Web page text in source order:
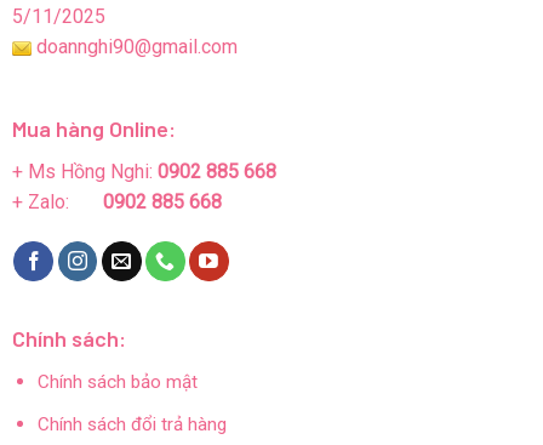
5/11/2025
doannghi90@gmail.com
Mua hàng Online:
+ Ms Hồng Nghi: 0902 885 668
+ Zalo: 0902 885 668
Chính sách:
Chính sách bảo mật
Chính sách đổi trả hàng